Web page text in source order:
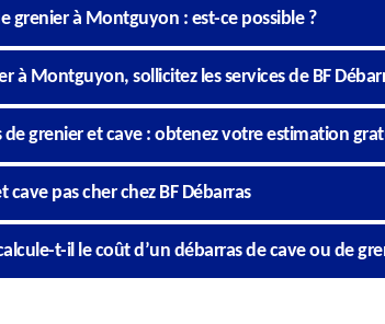
grenier à Montguyon : est-ce possible ?
à Montguyon, sollicitez les services de BF
de grenier et cave : obtenez votre estimation
pas cher chez BF Débarras
t-il le coût d’un débarras de cave ou de